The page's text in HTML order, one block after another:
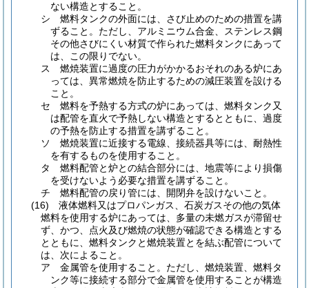
ない構造とすること。
シ
燃料タンクの外面には、さび止めのための措置を講
ずること。 ただし、アルミニウム合金、ステンレス鋼
その他さびにくい材質で作られた燃料タンクにあって
は、この限りでない。
ス
燃焼装置に過度の圧力がかかるおそれのある炉にあ
っては、異常燃焼を防止するための減圧装置を設ける
こと。
セ
燃料を予熱する方式の炉にあっては、燃料タンク又
は配管を直火で予熱しない構造とするとともに、過度
の予熱を防止する措置を講ずること。
ソ
燃焼装置に近接する電線、接続器具等には、耐熱性
を有するものを使用すること。
タ
燃料配管と炉との結合部分には、地震等により損傷
を受けないよう必要な措置を講ずること。
チ
燃料配管の戻り管には、開閉弁を設けないこと。
(16)
液体燃料又はプロパンガス、石炭ガスその他の気体
燃料を使用する炉にあっては、多量の未燃ガスが滞留せ
ず、かつ、点火及び燃焼の状態が確認できる構造とする
とともに、燃料タンクと燃焼装置とを結ぶ配管について
は、次によること。
ア
金属管を使用すること。 ただし、燃焼装置、燃料タ
ンク等に接続する部分で金属管を使用することが構造